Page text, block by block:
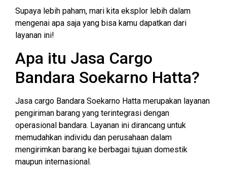
Supaya lebih paham, mari kita eksplor lebih dalam
mengenai apa saja yang bisa kamu dapatkan dari
layanan ini!
Apa itu Jasa Cargo
Bandara Soekarno Hatta?
Jasa cargo Bandara Soekarno Hatta merupakan layanan
pengiriman barang yang terintegrasi dengan
operasional bandara. Layanan ini dirancang untuk
memudahkan individu dan perusahaan dalam
mengirimkan barang ke berbagai tujuan domestik
maupun internasional.